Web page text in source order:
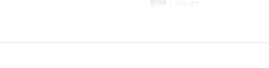
型號：
HU-40
轉接型式：HDMI A公 to HDMI A公